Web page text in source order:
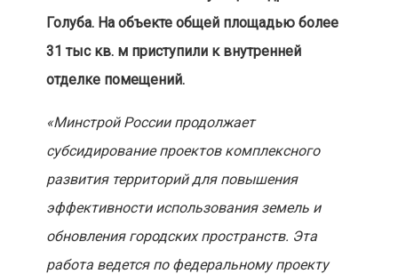
Голуба. На объекте общей площадью более
31 тыс кв. м приступили к внутренней
отделке помещений.
«Минстрой России продолжает
субсидирование проектов комплексного
развития территорий для повышения
эффективности использования земель и
обновления городских пространств. Эта
работа ведется по федеральному проекту